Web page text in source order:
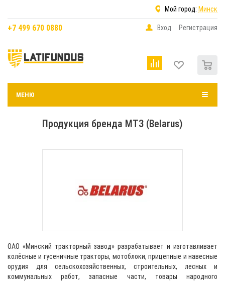
Мой город: Минск
+7 499 670 0880 Вход Регистрация
МЕНЮ
Продукция бренда МТЗ (Belarus)
ОАО «Минский тракторный завод» разрабатывает и изготавливает
колёсные и гусеничные тракторы, мотоблоки, прицепные и навесные
орудия для сельскохозяйственных, строительных, лесных и
коммунальных работ, запасные части, товары народного